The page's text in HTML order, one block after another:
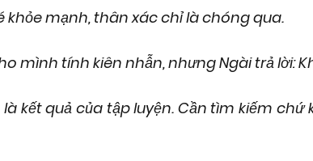
khỏe mạnh, thân xác chỉ là chóng qua.
mình tính kiên nhẫn, nhưng Ngài trả lời:
kết quả của tập luyện. Cần tìm kiếm chứ